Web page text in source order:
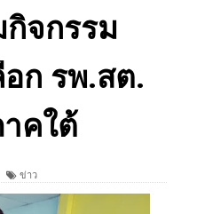
กิจกรรม
ก รพ.สต.
คใต้
ข่าว